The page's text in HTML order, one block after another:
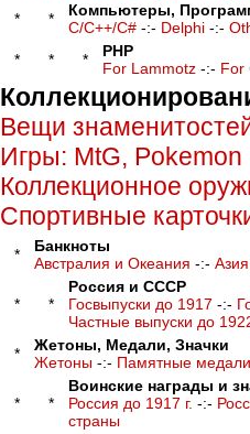
*
*
Компьютеры,
C/C++/C# -:- Delphi -:-
*
* *
PHP
For Lammotz -:- For
Вещи
Игры: MtG, Pokemon
Коллекционное
Спортивные
*
Банкноты
Австралия и Океания -:- Азия
* *
Россия и СССР
Госвыпуски до 1917 -:-
Частные выпуски до
*
Жетоны, Медали, Значки
Жетоны -:- Памятные медали
* *
Воинские награды и
Россия до 1917 г. -:-
страны